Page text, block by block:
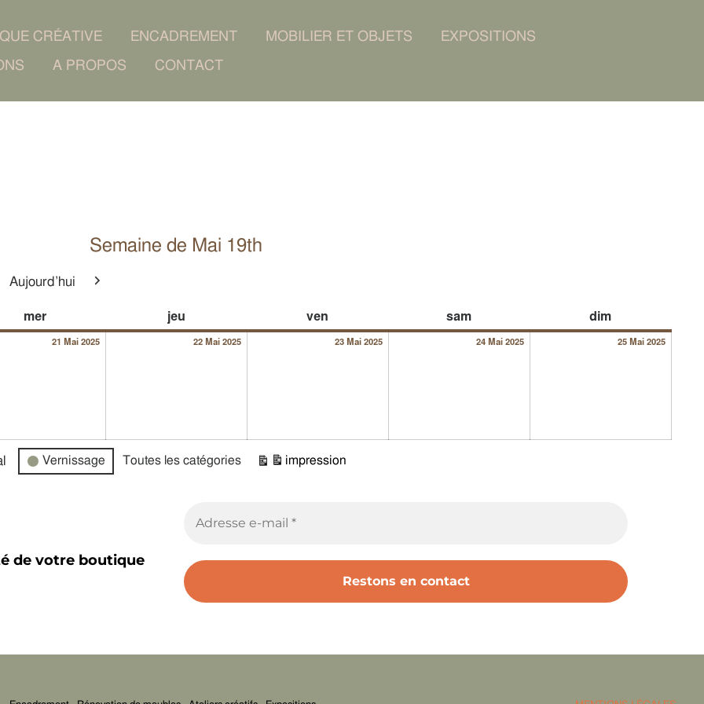
CRÉATIVE ENCADREMENT MOBILIER ET OBJETS EXPOSITIONS
A PROPOS CONTACT
Semaine de Mai 19th
Aujourd’hui
mermercredi jeu ven sam dim
21 Mai 2025 22 Mai 2025 23 Mai 2025 24 Mai 2025 25 Mai 2025
Vernissage Toutes les catégories
Vue
impression
de votre boutique